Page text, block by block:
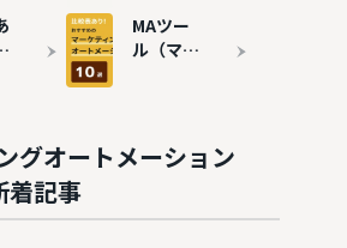
は？機能
やメリッ
ト・デメ
多いMA
ツール10
MAツー
ル（マー
ン）おす
すめ10選
較
グオートメーション
着記事